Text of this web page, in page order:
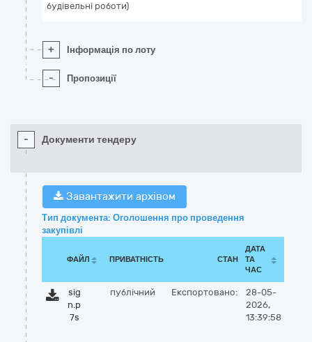
будівельні роботи)
+ Інформація по лоту
- Пропозиції
- Документи тендеру
Завантажити архівом
Тип документа: Оголошення про проведення
закупівлі
ФАЙЛ ПРИВАТНІСТЬ СТАН
ДАТА
ТА
ЧАС
sig
n.p
7s
публічний Експортовано:
28-05-
2026,
13:39:58